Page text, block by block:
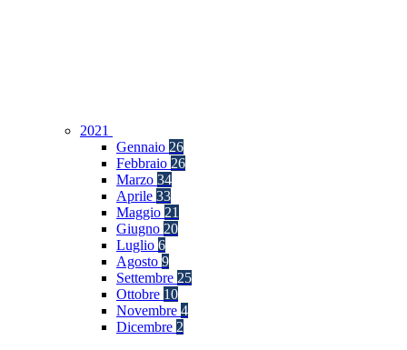
2021
Gennaio 26
Febbraio 26
Marzo 34
Aprile 33
Maggio 21
Giugno 20
Luglio 6
Agosto 9
Settembre 25
Ottobre 10
Novembre 4
Dicembre 2